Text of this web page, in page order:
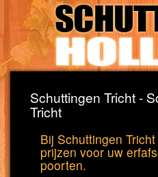
Schuttingen Tricht -
Tricht
Bij Schuttingen
prijzen voor uw
poorten.